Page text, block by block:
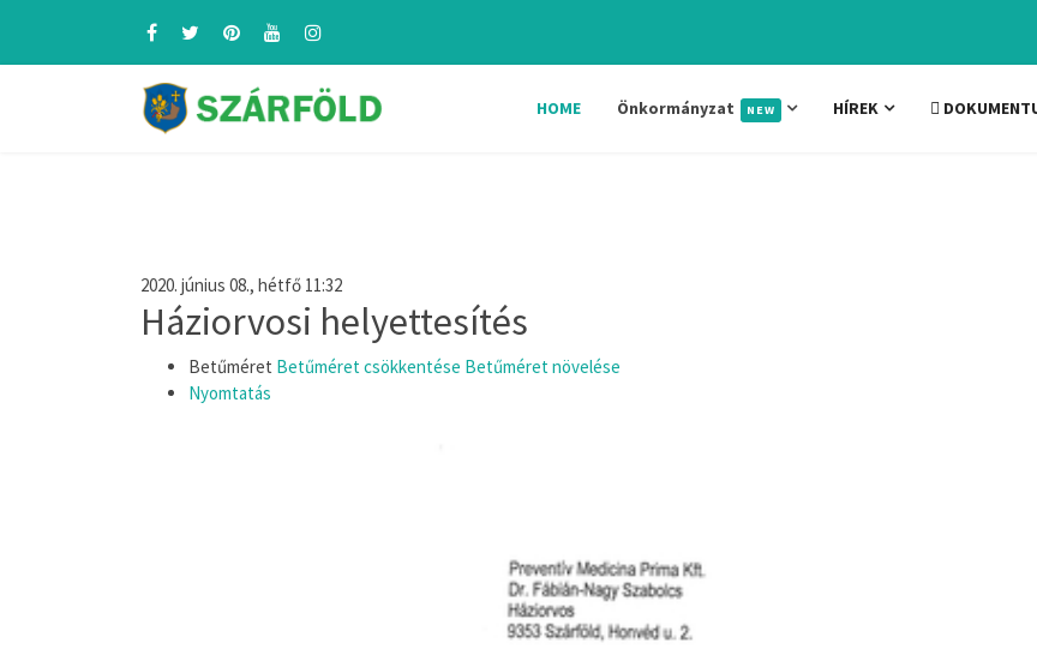
HOME Önkormányzat NEW HÍREK
2020. június 08., hétfő 11:32
Háziorvosi helyettesítés
Betűméret Betűméret csökkentése Betűméret növelése
Nyomtatás